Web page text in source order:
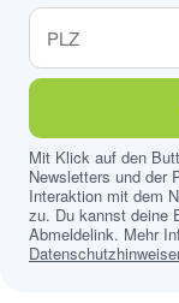
Mit Klick auf den
Newsletters und der
Interaktion mit dem
zu. Du kannst deine
Abmeldelink. Mehr